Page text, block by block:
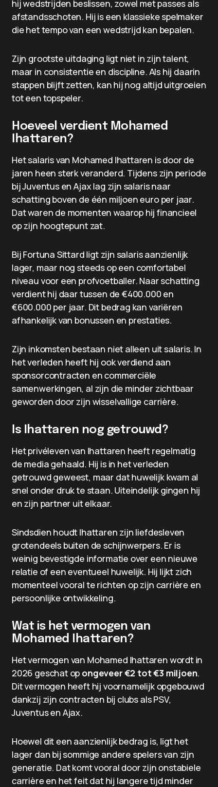
hij wedstrijden beslissen, zowel met passes als
afstandsschoten. Hij is een klassieke spelmaker
die het tempo van een wedstrijd kan bepalen.
Zijn grootste uitdaging ligt niet in zijn talent,
maar in consistentie en discipline. Als hij daarin
stappen blijft zetten, kan hij nog altijd uitgroeien
tot een topspeler.
Hoeveel verdient Mohamed
Ihattaren?
Het salaris van Mohamed Ihattaren is door de
jaren heen sterk veranderd. Tijdens zijn periode
bij Juventus en Ajax lag zijn salaris naar
schatting boven de één miljoen euro per jaar.
Dat waren de momenten waarop hij financieel
op zijn hoogtepunt zat.
Bij Fortuna Sittard ligt zijn salaris aanzienlijk
lager, maar nog steeds op een comfortabel
niveau voor een profvoetballer. Naar schatting
verdient hij daar tussen de €400.000 en
€600.000 per jaar. Dit bedrag kan variëren
afhankelijk van bonussen en prestaties.
Zijn inkomsten bestaan niet alleen uit salaris. In
het verleden heeft hij ook verdiend aan
sponsorcontracten en commerciële
samenwerkingen, al zijn die minder zichtbaar
geworden door zijn wisselvallige carrière.
Is Ihattaren nog getrouwd?
Het privéleven van Ihattaren heeft regelmatig
de media gehaald. Hij is in het verleden
getrouwd geweest, maar dat huwelijk kwam al
snel onder druk te staan. Uiteindelijk gingen hij
en zijn partner uit elkaar.
Sindsdien houdt Ihattaren zijn liefdesleven
grotendeels buiten de schijnwerpers. Er is
weinig bevestigde informatie over een nieuwe
relatie of een eventueel huwelijk. Hij lijkt zich
momenteel vooral te richten op zijn carrière en
persoonlijke ontwikkeling.
Wat is het vermogen van
Mohamed Ihattaren?
Het vermogen van Mohamed Ihattaren wordt in
2026 geschat op ongeveer €2 tot €3 miljoen.
Dit vermogen heeft hij voornamelijk opgebouwd
dankzij zijn contracten bij clubs als PSV,
Juventus en Ajax.
Hoewel dit een aanzienlijk bedrag is, ligt het
lager dan bij sommige andere spelers van zijn
generatie. Dat komt vooral door zijn onstabiele
carrière en het feit dat hij langere tijd minder